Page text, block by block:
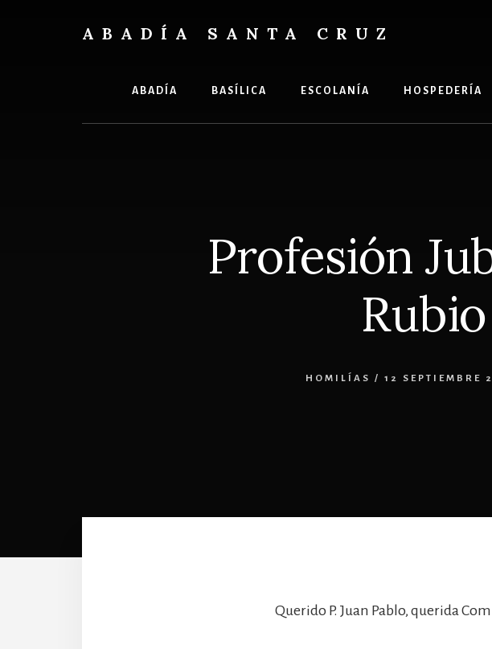
ABADÍA SANTA CRUZ
ABADÍA BASÍLICA ESCOLANÍA HOSPEDERÍA
Profesión
HOMILÍAS / 12 SEPTIEMBRE
Querido P. Juan Pablo, querida